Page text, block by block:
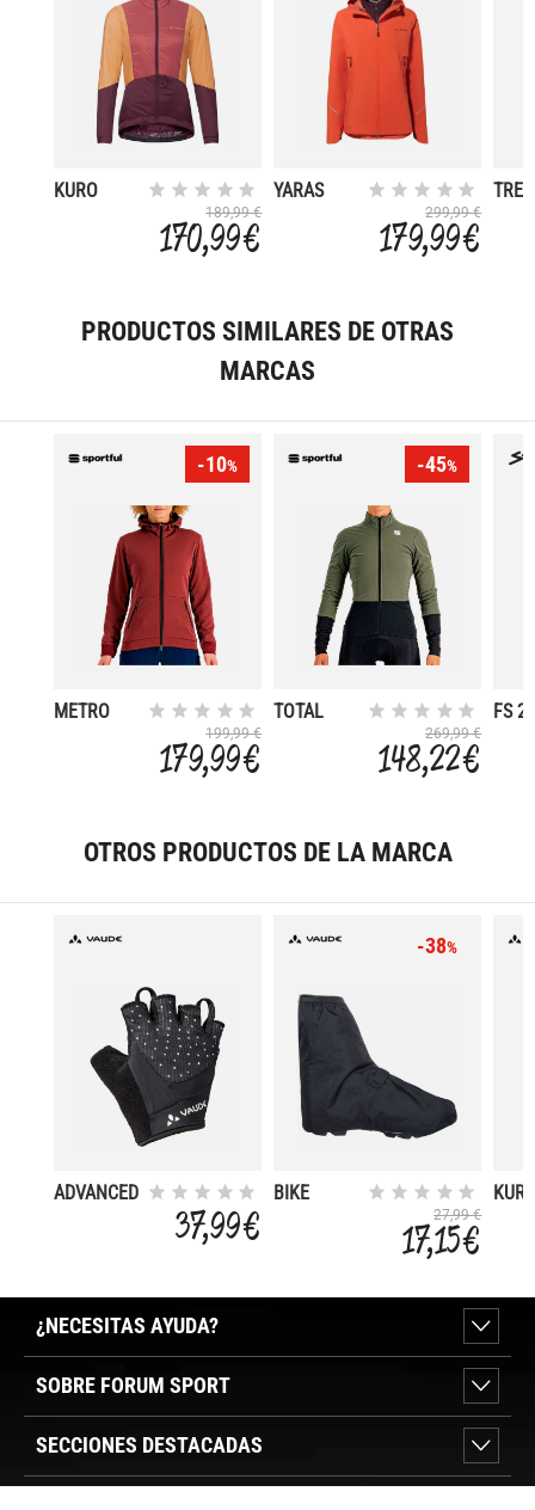
KURO
189,99 €
170,99 €
YARAS
299,99 €
179,99 €
PRODUCTOS SIMILARES DE OTRAS
MARCAS
-10%
METRO
199,99 €
179,99 €
-45%
TOTAL
269,99 €
148,22 €
FS
OTROS PRODUCTOS DE LA MARCA
ADVANCED
37,99 €
-38%
BIKE
27,99 €
17,15 €
¿NECESITAS AYUDA?
SOBRE FORUM SPORT
SECCIONES DESTACADAS